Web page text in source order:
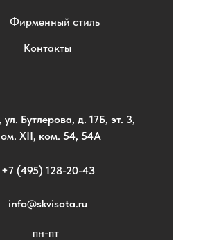
Фирменный стиль
Контакты
+7 (495) 128-20-43
info@skvisota.ru
Бутлерова, д. 17Б, эт. 3,
XII, ком. 54, 54А
пн-пт